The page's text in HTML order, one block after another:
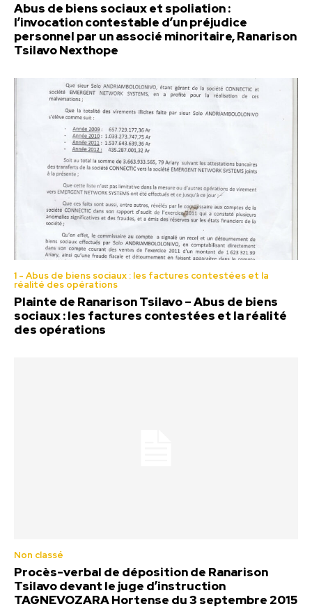
Abus de biens sociaux et spoliation :
l’invocation contestable d’un préjudice
personnel par un associé minoritaire, Ranarison
Tsilavo Nexthope
1 - Abus de biens sociaux : les factures contestées et la
réalité des opérations
Plainte de Ranarison Tsilavo – Abus de biens
sociaux : les factures contestées et la réalité
des opérations
Non classé
Procès-verbal de déposition de Ranarison
Tsilavo devant le juge d’instruction
TAGNEVOZARA Hortense du 3 septembre 2015